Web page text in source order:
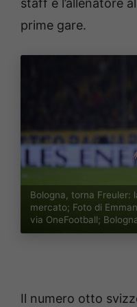
prime gare.
Bologna, torna Freuler:
mercato; Foto di
via OneFootball;
Il numero otto